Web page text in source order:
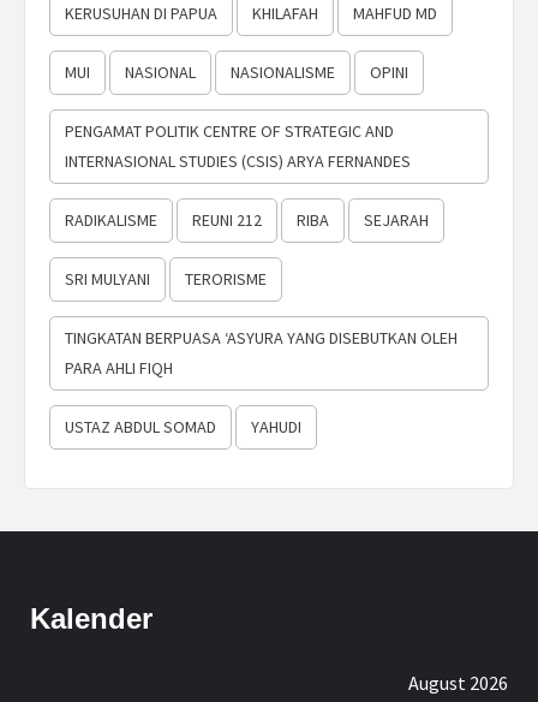
KERUSUHAN DI PAPUA KHILAFAH MAHFUD MD
MUI NASIONAL NASIONALISME OPINI
PENGAMAT POLITIK CENTRE OF STRATEGIC AND
INTERNASIONAL STUDIES (CSIS) ARYA FERNANDES
RADIKALISME REUNI 212 RIBA SEJARAH
SRI MULYANI TERORISME
TINGKATAN BERPUASA ‘ASYURA YANG DISEBUTKAN OLEH
PARA AHLI FIQH
USTAZ ABDUL SOMAD YAHUDI
Kalender
August 2026